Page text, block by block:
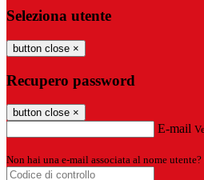
Seleziona utente
button close ×
Recupero password
button close ×
E-mail
Non hai una e-mail associata al nome